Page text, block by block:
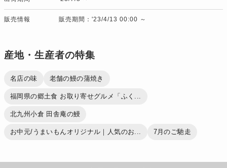
販売情報 販売期間：'23/4/13 00:00 ～
産地・生産者の特集
名店の味 老舗の鰻の蒲焼き
福岡県の郷土食 お取り寄せグルメ「ふく...
北九州小倉 田舎庵の鰻
お中元/うまいもんオリジナル｜人気のお... 7月のご馳走